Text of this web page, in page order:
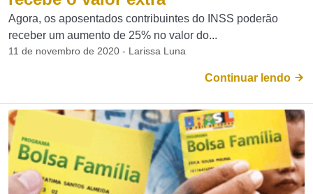
Agora, os aposentados contribuintes do INSS poderão
receber um aumento de 25% no valor do...
11 de novembro de 2020 - Larissa Luna
Continuar lendo